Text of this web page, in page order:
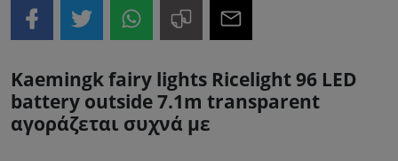
Kaemingk fairy lights Ricelight 96 LED
battery outside 7.1m transparent
αγοράζεται συχνά με